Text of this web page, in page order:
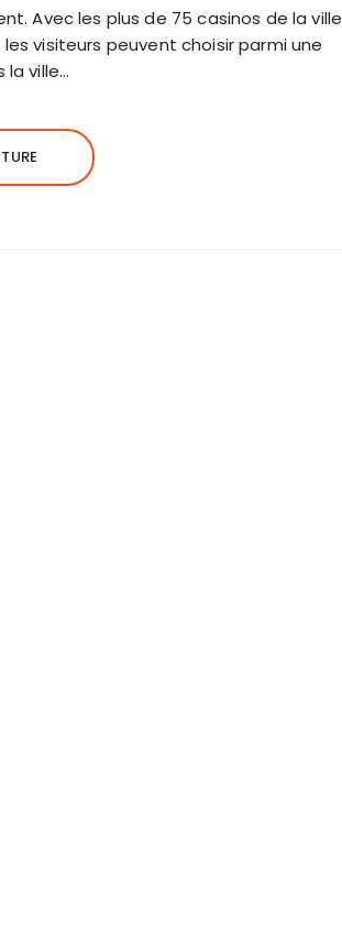
Avec les plus de 75 casinos de la ville
visiteurs peuvent choisir parmi une
la ville…